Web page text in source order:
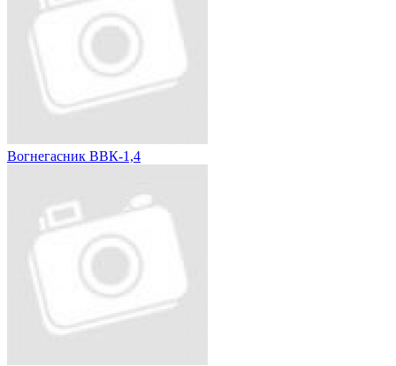
Вогнегасник ВВК-1,4